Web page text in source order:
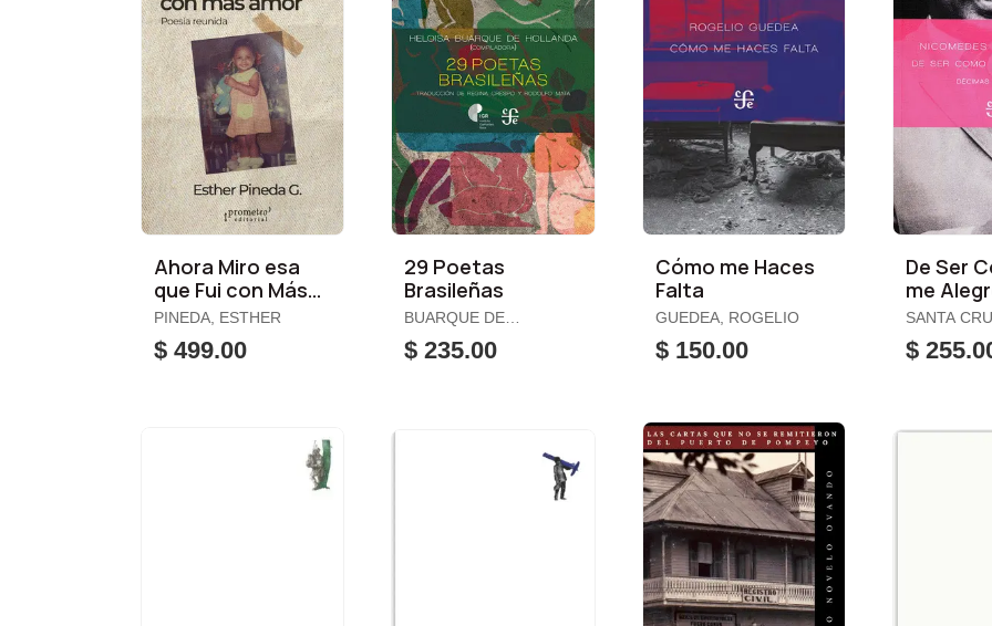
Ahora Miro esa
que Fui con Más
Amor
PINEDA, ESTHER
$ 499.00
29 Poetas
Brasileñas
BUARQUE DE
HOLLANDA, HELOISA
(COMP.)
$ 235.00
Cómo me Haces
Falta
GUEDEA, ROGELIO
$ 150.00
De Ser
me
SANTA
NICOMEDES
$